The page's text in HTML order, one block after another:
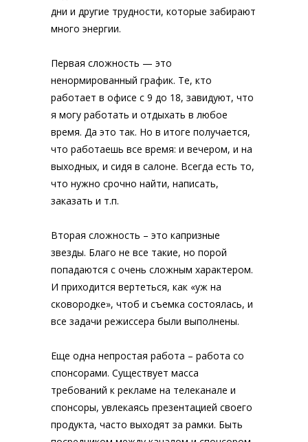
дни и другие трудности, которые забирают
много энергии.
Первая сложность — это
ненормированный график. Те, кто
работает в офисе с 9 до 18, завидуют, что
я могу работать и отдыхать в любое
время. Да это так. Но в итоге получается,
что работаешь все время: и вечером, и на
выходных, и сидя в салоне. Всегда есть то,
что нужно срочно найти, написать,
заказать и т.п.
Вторая сложность – это капризные
звезды. Благо не все такие, но порой
попадаются с очень сложным характером.
И приходится вертеться, как «уж на
сковородке», чтоб и съемка состоялась, и
все задачи режиссера были выполнены.
Еще одна непростая работа – работа со
спонсорами. Существует масса
требований к рекламе на телеканале и
спонсоры, увлекаясь презентацией своего
продукта, часто выходят за рамки. Быть